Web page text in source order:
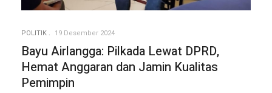
POLITIK 19 Desember 2024
Bayu Airlangga: Pilkada Lewat DPRD,
Hemat Anggaran dan Jamin Kualitas
Pemimpin